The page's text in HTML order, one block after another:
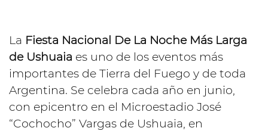
La Fiesta Nacional De La Noche Más Larga
de Ushuaia es uno de los eventos más
importantes de Tierra del Fuego y de toda
Argentina. Se celebra cada año en junio,
con epicentro en el Microestadio José
“Cochocho” Vargas de Ushuaia, en